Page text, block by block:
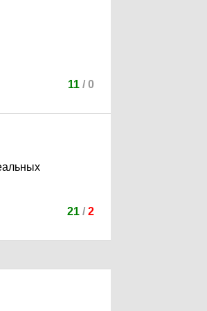
11/ 0
21 / 2